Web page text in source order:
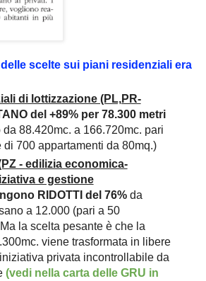
scelte sui piani residenziali era
di lottizzazione (PL,PR-
del +89% per78.300 metri
da 88.420mc. a 166.720mc. pari
di 700 appartamenti da 80mq.)
- edilizia economica-
e gestione
RIDOTTI del 76% da
a 12.000 (pari a 50
la scelta pesante è che la
viene trasformata in libere
privata incontrollabile da
(vedi nella carta delle GRU in